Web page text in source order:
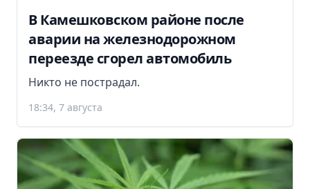
В Камешковском районе после
аварии на железнодорожном
переезде сгорел автомобиль
Никто не пострадал.
18:34, 7 августа